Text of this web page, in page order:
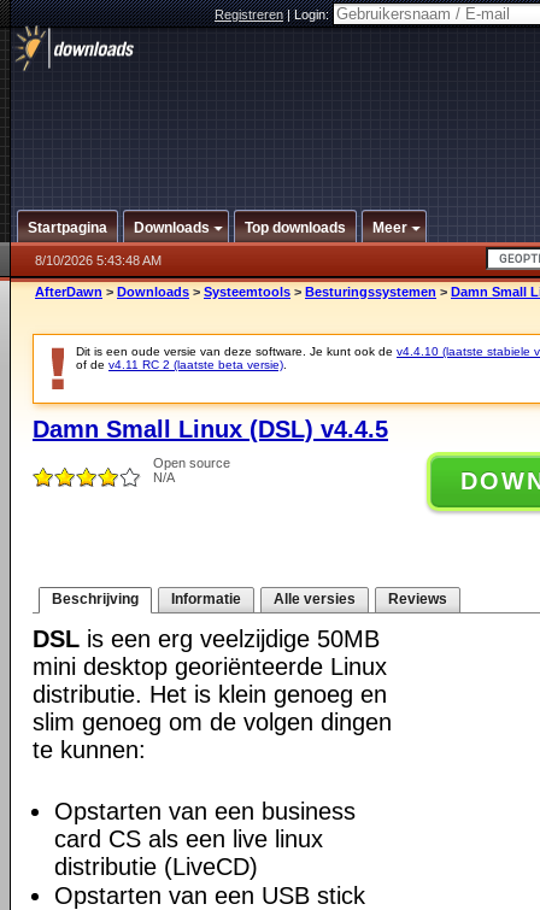
Registreren|Login:
Startpagina Downloads Top downloads Meer
8/10/2026 5:43:48 AM
AfterDawn > Downloads > Systeemtools > Besturingssystemen > Damn Small
Dit is een oude versie van deze software. Je kunt ook de v4.4.10 (laatste stabiele
of de v4.11 RC 2 (laatste beta versie)
Damn Small Linux (DSL) v4.4.5
Open source
N/A
Beschrijving Informatie Alle versies Reviews
DSL is een erg veelzijdige 50MB
mini desktop georiënteerde Linux
distributie. Het is klein genoeg en
slim genoeg om de volgen dingen
te kunnen:
Opstarten van een business
card CS als een live linux
distributie (LiveCD)
Opstarten van een USB stick